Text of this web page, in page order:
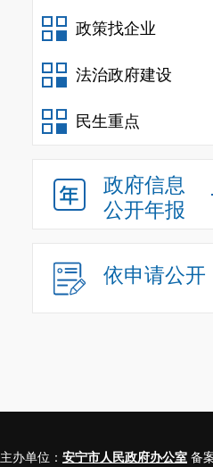
政策找企业
法治政府建设
民生重点
政府信息
公开年报
依申请公开
主办单位： 安宁市人民政府办公室 备